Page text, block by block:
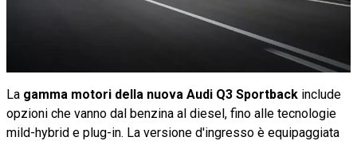
La gamma motori della nuova Audi Q3 Sportback include
opzioni che vanno dal benzina al diesel, fino alle tecnologie
mild-hybrid e plug-in. La versione d'ingresso è equipaggiata